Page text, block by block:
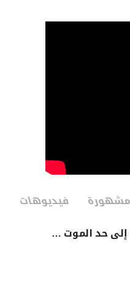
مشهورة فيديوهات
إلى حد الموت …